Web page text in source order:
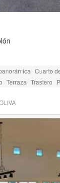
Cuarto
Terraza Trastero